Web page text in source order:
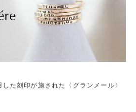
た刻印が施された〈グランメール〉